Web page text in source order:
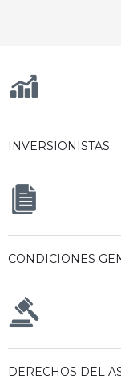
INVERSIONISTAS
CONDICIONES
DERECHOS DEL